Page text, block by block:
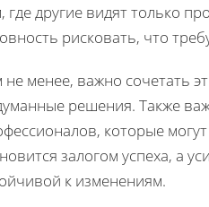
где другие видят только
рисковать, что
не менее, важно сочетать
решения. Также
которые
залогом успеха, а
к изменениям.